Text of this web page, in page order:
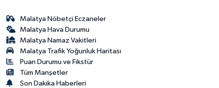
Malatya Nöbetçi Eczaneler
Malatya Hava Durumu
Malatya Namaz Vakitleri
Malatya Trafik Yoğunluk Haritası
Puan Durumu ve Fikstür
Tüm Manşetler
Son Dakika Haberleri